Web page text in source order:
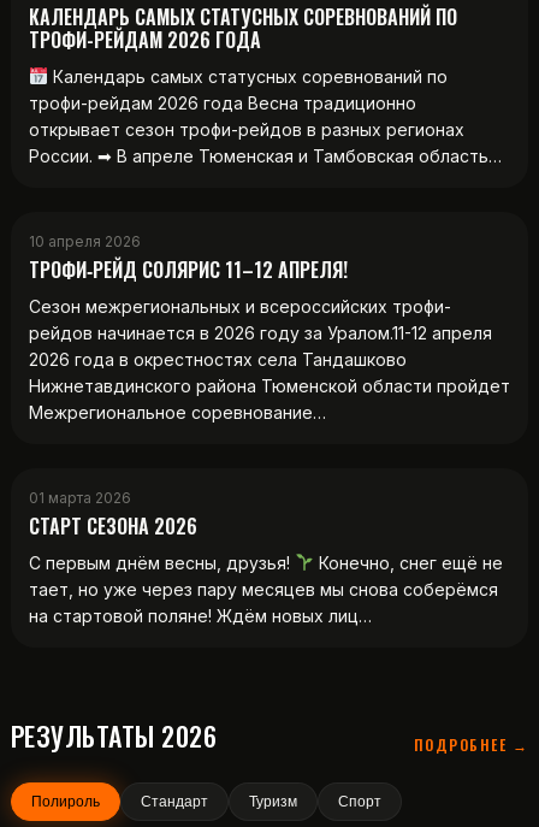
КАЛЕНДАРЬ САМЫХ СТАТУСНЫХ СОРЕВНОВАНИЙ ПО
ТРОФИ-РЕЙДАМ 2026 ГОДА
Календарь самых статусных соревнований по
трофи-рейдам 2026 года Весна традиционно
открывает сезон трофи-рейдов в разных регионах
России. ➡ В апреле Тюменская и Тамбовская область…
10 апреля 2026
ТРОФИ‑РЕЙД СОЛЯРИС 11–12 АПРЕЛЯ!
Сезон межрегиональных и всероссийских трофи-
рейдов начинается в 2026 году за Уралом.11-12 апреля
2026 года в окрестностях села Тандашково
Нижнетавдинского района Тюменской области пройдет
Межрегиональное соревнование…
01 марта 2026
СТАРТ СЕЗОНА 2026
С первым днём весны, друзья!
Конечно, снег ещё не
тает, но уже через пару месяцев мы снова соберёмся
на стартовой поляне! Ждём новых лиц…
РЕЗУЛЬТАТЫ 2026 ПОДРОБНЕЕ →
Полироль Стандарт Туризм Спорт